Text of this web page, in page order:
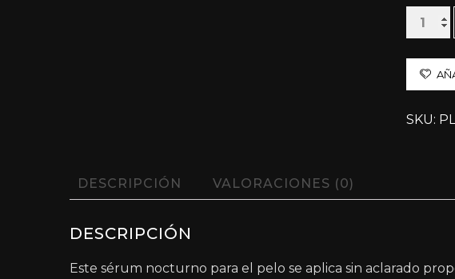
Magic
Night
Serum
SKU:
DESCRIPCIÓN VALORACIONES (0)
DESCRIPCIÓN
Este sérum nocturno para el pelo se aplica sin aclarado